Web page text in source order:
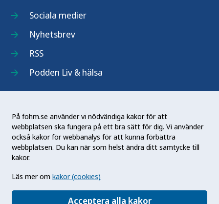
På fohm.se använder vi nödvändiga kakor för att
webbplatsen ska fungera på ett bra sätt för dig. Vi använder
också kakor för webbanalys för att kunna förbättra
webbplatsen. Du kan när som helst ändra ditt samtycke till
kakor.
Läs mer om kakor (cookies)
Acceptera alla kakor
Sociala medier
Nyhetsbrev
RSS
Podden Liv & hälsa
Folkhälsomyndigheten (Fohm) är en nationell
kunskapsmyndighet som arbetar för en bättre
folkhälsa. Det gör myndigheten genom att
främja hälsa, förebygga ohälsa och skydda mot
hälsohot. Vår vision är en folkhälsa som stärker